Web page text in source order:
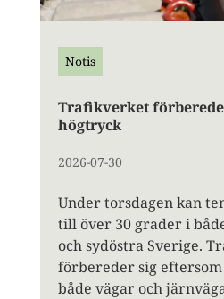
Notis
Trafikverket
högtryck
2026-07-30
Under torsdagen kan
till över 30 grader i
och sydöstra Sverige.
förbereder sig
både vägar och